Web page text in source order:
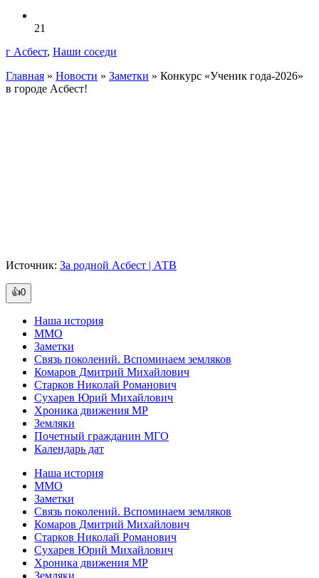
21
г Асбест, Наши соседи
Главная » Новости » Заметки » Конкурс «Ученик года-2026»
в городе Асбест!
Источник: За родной Асбест | АТВ
👍0
Наша история
ММО
Заметки
Связь поколений. Вспоминаем земляков
Комаров Дмитрий Михайлович
Старков Николай Романович
Сухарев Юрий Михайлович
Хроника движения МР
Земляки
Почетный гражданин МГО
Календарь дат
Наша история
ММО
Заметки
Связь поколений. Вспоминаем земляков
Комаров Дмитрий Михайлович
Старков Николай Романович
Сухарев Юрий Михайлович
Хроника движения МР
Земляки